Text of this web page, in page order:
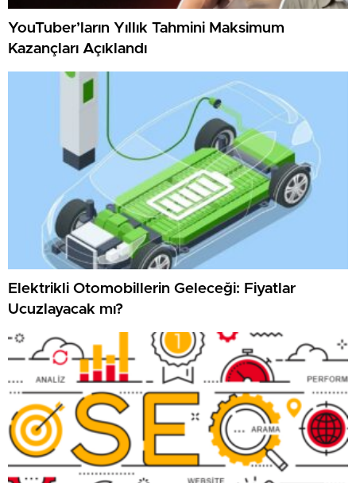
YouTuber’ların Yıllık Tahmini Maksimum
Kazançları Açıklandı
Elektrikli Otomobillerin Geleceği: Fiyatlar
Ucuzlayacak mı?